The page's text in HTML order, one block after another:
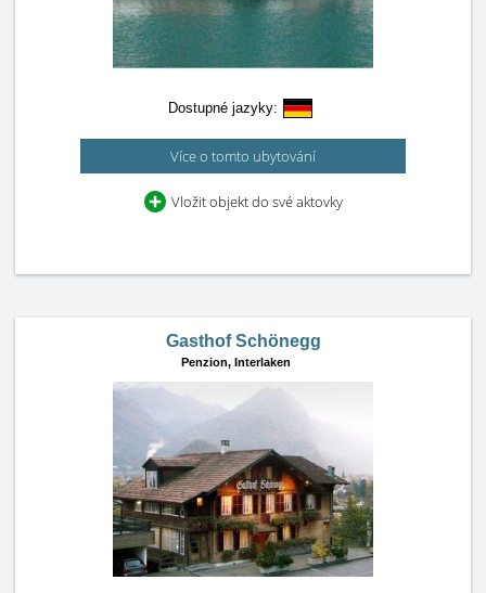
Dostupné jazyky:
Více o tomto ubytování
Vložit objekt do své aktovky
Gasthof Schönegg
Penzion, Interlaken